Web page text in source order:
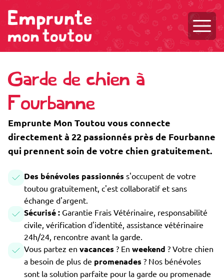
Garde de chien à
Fourbanne
Emprunte Mon Toutou vous connecte
directement à 22 passionnés près de Fourbanne
qui prennent soin de votre chien gratuitement.
Des bénévoles passionnés s'occupent de votre
toutou gratuitement, c'est collaboratif et sans
échange d'argent.
Sécurisé : Garantie Frais Vétérinaire, responsabilité
civile, vérification d'identité, assistance vétérinaire
24h/24, rencontre avant la garde.
Vous partez en vacances ? En weekend ? Votre chien
a besoin de plus de promenades ? Nos bénévoles
sont la solution parfaite pour la garde ou promenade